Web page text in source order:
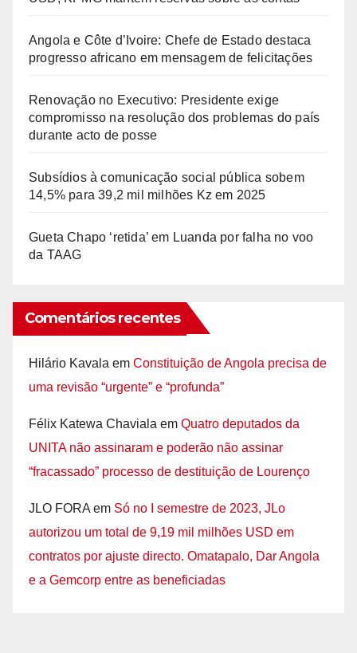
Angola e Côte d’Ivoire: Chefe de Estado destaca
progresso africano em mensagem de felicitações
Renovação no Executivo: Presidente exige
compromisso na resolução dos problemas do país
durante acto de posse
Subsídios à comunicação social pública sobem
14,5% para 39,2 mil milhões Kz em 2025
Gueta Chapo ‘retida’ em Luanda por falha no voo
da TAAG
Comentários recentes
Hilário Kavala em Constituição de Angola precisa de
uma revisão “urgente” e “profunda”
Félix Katewa Chaviala em Quatro deputados da
UNITA não assinaram e poderão não assinar
“fracassado” processo de destituição de Lourenço
JLO FORAem Só no I semestre de 2023, JLo
autorizou um total de 9,19 mil milhões USD em
contratos por ajuste directo. Omatapalo, Dar Angola
e a Gemcorp entre as beneficiadas